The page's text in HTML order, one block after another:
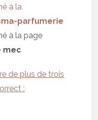
à la
parfumerie
à la page
mec
de plus de trois
: